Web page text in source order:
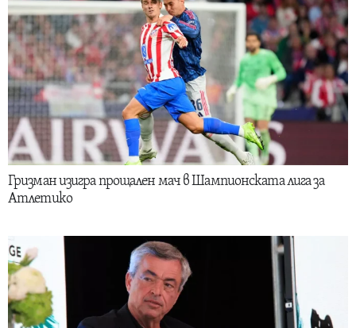
Гризман изигра прощален мач в Шампионската лига за
Атлетико